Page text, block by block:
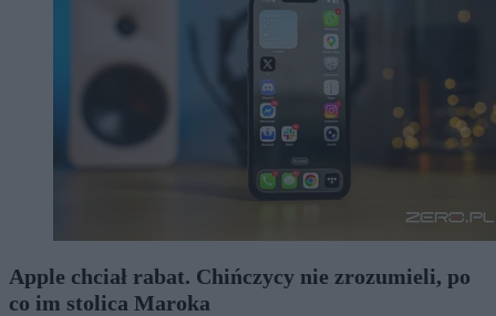
Apple chciał rabat. Chińczycy nie zrozumieli, po
co im stolica Maroka